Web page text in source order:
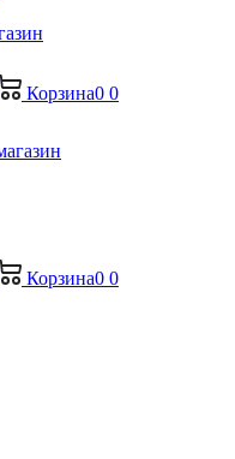
Корзина0 0
Корзина0 0